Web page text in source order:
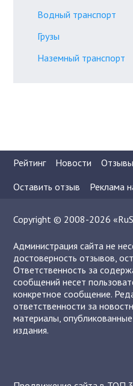
Водный транспорт
Грузы
Наземный транспорт
Рейтинг Новости Отзывы
Оставить отзыв
Реклама
Copyright © 2008-2026
Администрация сайта не
достоверность отзывов,
Ответственность за
сообщений несет
конкретное сообщение.
ответственности за
материалы,
издания.